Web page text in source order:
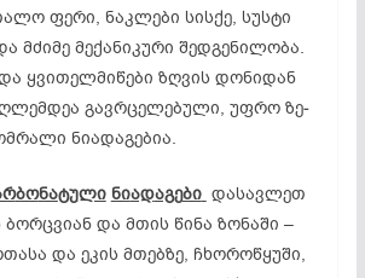
ფე­რი, ნაკ­ლე­ბი სის­ქე, სუს­ტი
მძი­მე მე­ქა­ნი­კუ­რი შედ­გე­ნი­ლო­ბა.
ყვი­თელ­მი­წე­ბი ზღვის დონიდან
გავრ­ცე­ლე­ბუ­ლი, უფ­­რო ზე­
ნი­ად­აგ­ებ­ია.
ბონატული ნიადაგები და­სავ­ლეთ
და მთის წი­ნა ზო­ნა­ში –
და ეკ­ის მთებ­ზე, ჩხო­როწ­ყუ­ში,